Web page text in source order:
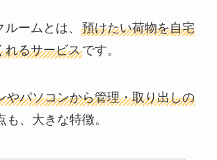
ームとは、
預けたい荷物を自宅
れるサービスです。
やパソコンから管理・取り出しの
も、大きな特徴。